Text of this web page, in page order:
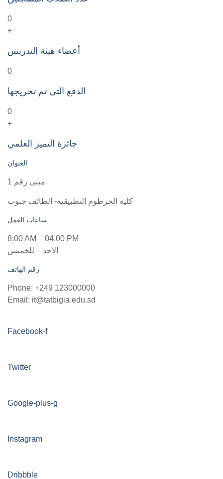
0
+
أعضاء هيئة التدريس
0
الدفع التي تم تخريجها
0
+
جائزة التميز العلمي
العنوان
مبنى رقم 1
كلية الخرطوم التطبيقية- الطائف جنوب
ساعات العمل
8:00 AM – 04.00 PM
الأحد – للخميس
رقم الهاتف
Phone: +249 123000000
Email: it@tatbigia.edu.sd
Facebook-f
Twitter
Google-plus-g
Instagram
Dribbble